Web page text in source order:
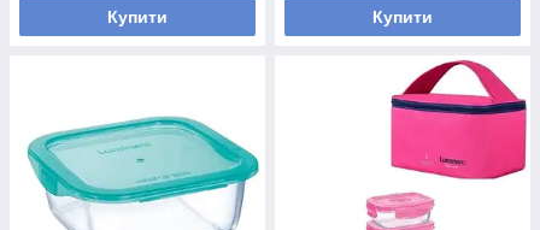
Купити Купити